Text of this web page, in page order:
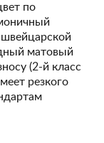
по
матовый
(2-й класс
резкого